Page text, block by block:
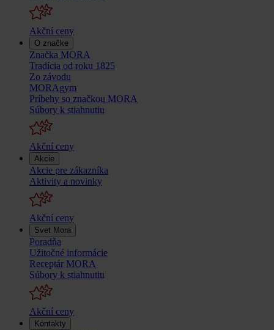
Akční ceny
O značke
Značka MORA
Tradícia od roku 1825
Zo závodu
MORAgym
Príbehy so značkou MORA
Súbory k stiahnutiu
Akční ceny
Akcie
Akcie pre zákazníka
Aktivity a novinky
Akční ceny
Svet Mora
Poradňa
Užitočné informácie
Receptár MORA
Súbory k stiahnutiu
Akční ceny
Kontakty